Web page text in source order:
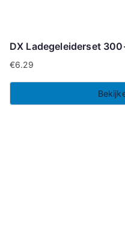
DX Ladegeleiderset
€6.29